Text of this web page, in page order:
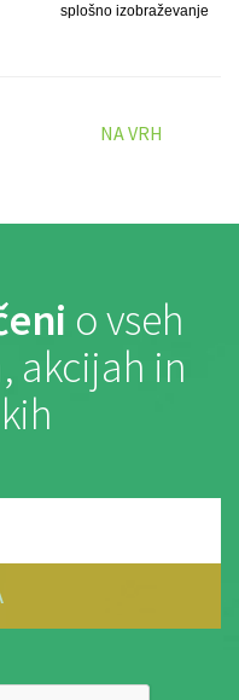
splošno izobraževanje
NA VRH
o vseh
akcijah in